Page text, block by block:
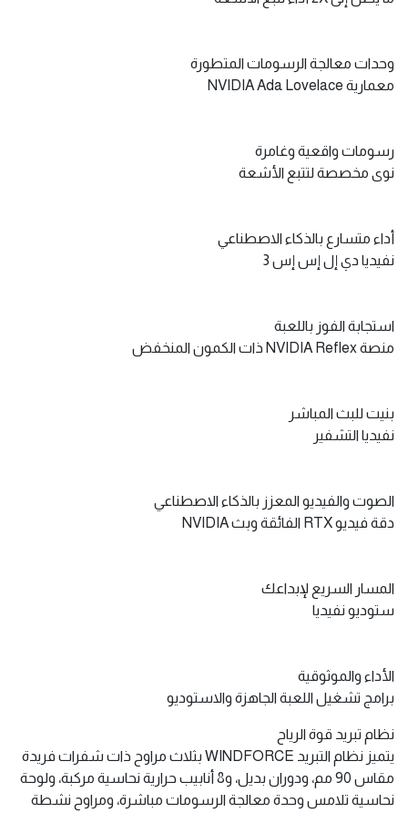
وحدات معالجة الرسومات المتطورة
معمارية NVIDIA Ada Lovelace
رسومات واقعية وغامرة
نوى مخصصة لتتبع الأشعة
أداء متسارع بالذكاء الاصطناعي
نفيديا دي إل إس إس 3
استجابة الفوز باللعبة
منصة NVIDIA Reflex ذات الكمون المنخفض
بنيت للبث المباشر
نفيديا التشفير
الصوت والفيديو المعزز بالذكاء الاصطناعي
دقة فيديو RTX الفائقة وبث NVIDIA
المسار السريع لإبداعك
ستوديو نفيديا
الأداء والموثوقية
برامج تشغيل اللعبة الجاهزة والاستوديو
نظام تبريد قوة الرياح
يتميز نظام التبريد WINDFORCE بثلاث مراوح ذات شفرات فريدة
مقاس 90 مم، ودوران بديل، و8 أنابيب حرارية نحاسية مركبة، ولوحة
نحاسية تلامس وحدة معالجة الرسومات مباشرة، ومراوح نشطة